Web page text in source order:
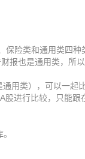
险类和通用类四种
报也是通用类，所
用类），可以一起比
进行比较，只能跟